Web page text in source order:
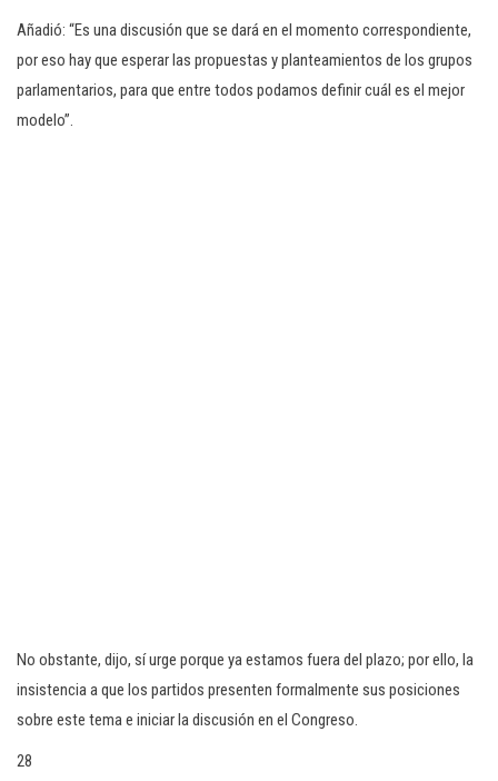
Añadió: “Es una discusión que se dará en el momento correspondiente,
por eso hay que esperar las propuestas y planteamientos de los grupos
parlamentarios, para que entre todos podamos definir cuál es el mejor
modelo”.
No obstante, dijo, sí urge porque ya estamos fuera del plazo; por ello, la
insistencia a que los partidos presenten formalmente sus posiciones
sobre este tema e iniciar la discusión en el Congreso.
28